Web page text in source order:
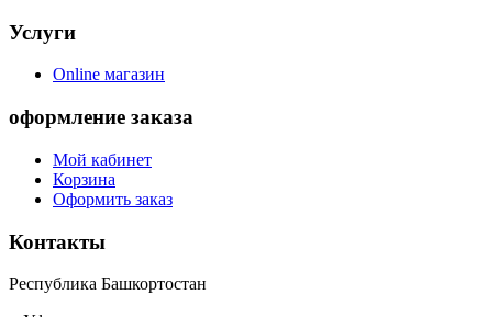
Услуги
Online магазин
оформление заказа
Мой кабинет
Корзина
Оформить заказ
Контакты
Республика Башкортостан